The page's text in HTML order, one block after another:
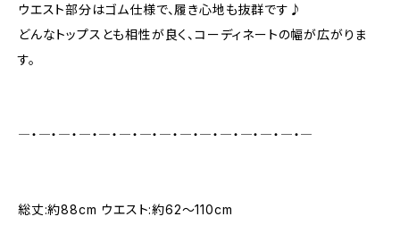
ウエスト部分はゴム仕様で、履き心地も抜群です♪
どんなトップスとも相性が良く、コーディネートの幅が広がりま
す。
―・―・―・―・―・―・―・―・―・―・―・―・―・―・―
総丈:約88cm ウエスト:約62～110cm